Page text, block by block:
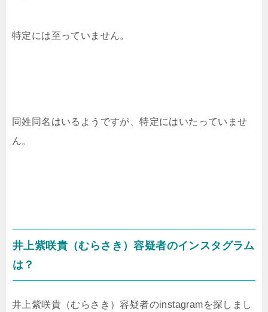
特定には至っていません。
同姓同名はいるようですが、特定にはいたっていませ
ん。
井上紫咲貴（むらさき）容疑者のインスタグラム
は？
井上紫咲貴（むらさき）容疑者のinstagramを探しまし